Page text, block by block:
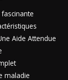
Aide Attendue
maladie